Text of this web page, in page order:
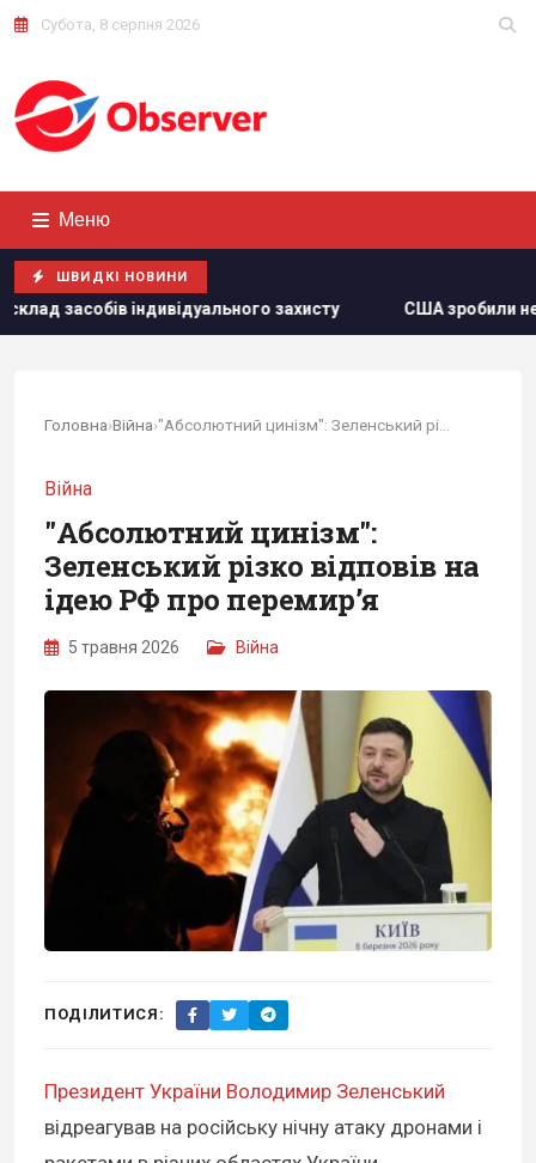
Субота, 8 серпня 2026
Меню
ШВИДКІ НОВИНИ
захисту США зробили невтішний прогноз щодо
Головна›Війна›
Війна
"Абсолютний цинізм":
Зеленський різко відповів на
ідею РФ про перемир’я
5 травня 2026 Війна
ПОДІЛИТИСЯ:
Президент України Володимир Зеленський
відреагував на російську нічну атаку дронами і